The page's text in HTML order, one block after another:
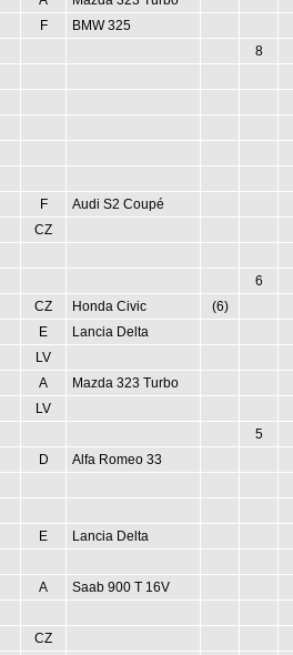
F
BMW 325
8
F
Audi S2 Coupé
CZ
6
CZ Honda Civic
(6)
E
Lancia Delta
LV
A
Mazda 323 Turbo
LV
5
D
Alfa Romeo 33
E
Lancia Delta
A
Saab 900 T 16V
CZ